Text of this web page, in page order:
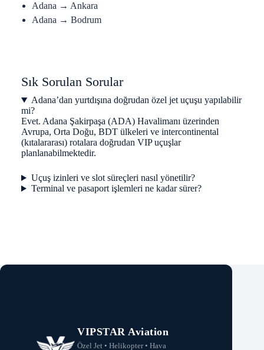
Adana → Ankara
Adana → Bodrum
Sık Sorulan Sorular
Adana’dan yurtdışına doğrudan özel jet uçuşu yapılabilir
mi?
Evet. Adana Şakirpaşa (ADA) Havalimanı üzerinden
Avrupa, Orta Doğu, BDT ülkeleri ve intercontinental
(kıtalararası) rotalara doğrudan VIP uçuşlar
planlanabilmektedir.
Uçuş izinleri ve slot süreçleri nasıl yönetilir?
Terminal ve pasaport işlemleri ne kadar sürer?
VIPSTAR Aviation
Özel Jet • Helikopter • Hava